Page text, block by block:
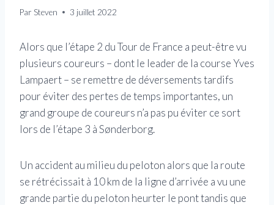
Par Steven 3 juillet 2022
Alors que l’étape 2 du Tour de France a peut-être vu
plusieurs coureurs – dont le leader de la course Yves
Lampaert – se remettre de déversements tardifs
pour éviter des pertes de temps importantes, un
grand groupe de coureurs n’a pas pu éviter ce sort
lors de l’étape 3 à Sønderborg.
Un accident au milieu du peloton alors que la route
se rétrécissait à 10 km de la ligne d’arrivée a vu une
grande partie du peloton heurter le pont tandis que